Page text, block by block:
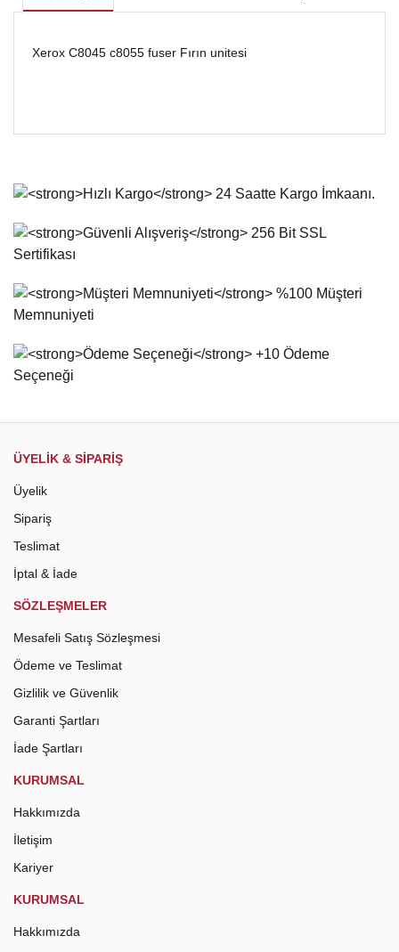
Xerox C8045 c8055 fuser Fırın unitesi
Bu ürünün fiyat bilgisi, resim, ürün açıklamalarında ve diğer
Görüş ve önerileriniz için teşekkür ederiz.
Ürün resmi kalitesiz, bozuk veya görüntülenemiyor.
Ürün açıklamasında eksik bilgiler bulunuyor.
Ürün fiyatı diğer sitelerden daha pahalı.
ÜYELİK & SİPARİŞ
Üyelik
Sipariş
Teslimat
İptal & İade
SÖZLEŞMELER
Mesafeli Satış Sözleşmesi
Ödeme ve Teslimat
Gizlilik ve Güvenlik
Garanti Şartları
İade Şartları
KURUMSAL
Hakkımızda
İletişim
Kariyer
KURUMSAL
Hakkımızda